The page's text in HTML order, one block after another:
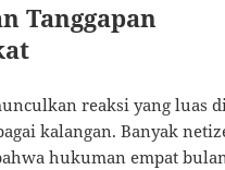
Tanggapan
reaksi yang luas
kalangan. Banyak
hukuman empat